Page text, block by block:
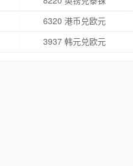
6320 港币兑欧元
3937 韩元兑欧元